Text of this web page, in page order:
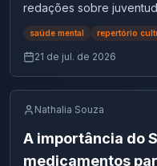
redações sobre
afetivas, cultura digital e
saúde mental repertório
21 de jul. de 2026
Nathalia Souza
A importância do
medicamentos